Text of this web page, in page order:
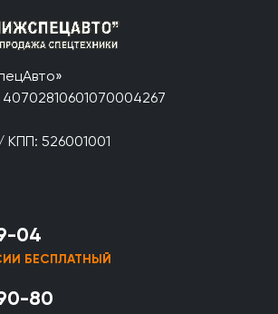
КПП: 526001001
04
БЕСПЛАТНЫЙ
80